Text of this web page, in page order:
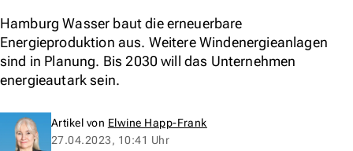
Hamburg Wasser baut die erneuerbare
Energieproduktion aus. Weitere Windenergieanlagen
sind in Planung. Bis 2030 will das Unternehmen
energieautark sein.
Artikel von Elwine Happ-Frank
27.04.2023, 10:41 Uhr